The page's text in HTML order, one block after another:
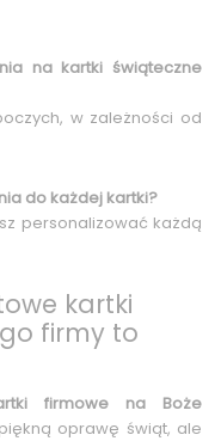
na kartki świąteczne
w zależności od
do każdej kartki?
personalizować każdą
kartki
firmy to
firmowe na Boże
oprawę świąt, ale